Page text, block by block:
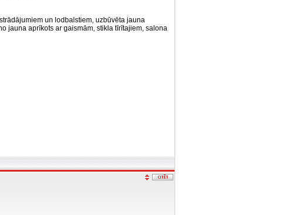
un lodbalstiem, uzbūvēta jauna
jauna aprīkots ar gaismām, stikla tīrītajiem, salona